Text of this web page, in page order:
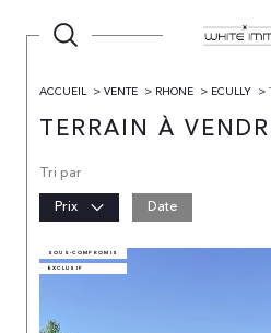
ACCUEIL VENTE RHONE ECULLY
TERRAIN À
Tri par
Prix
Date
SOUS-COMPROMIS
EXCLUSIF